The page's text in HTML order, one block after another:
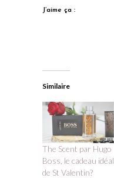
J’aime ça :
Similaire
The Scent par Hugo
Boss, le cadeau idéal
de St Valentin?